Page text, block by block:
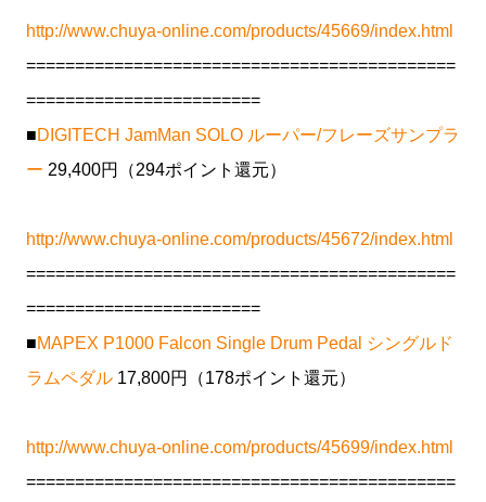
http://www.chuya-online.com/products/45669/index.html
============================================
========================
■DIGITECH JamMan SOLO ルーパー/フレーズサンプラ
ー 29,400円（294ポイント還元）
http://www.chuya-online.com/products/45672/index.html
============================================
========================
■MAPEX P1000 Falcon Single Drum Pedal シングルド
ラムペダル 17,800円（178ポイント還元）
http://www.chuya-online.com/products/45699/index.html
============================================